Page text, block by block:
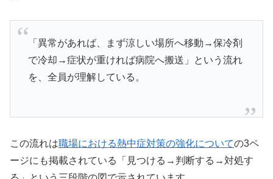
「異常があれば、まず涼しい場所へ移動→保冷剤
で冷却→症状が重ければ病院へ搬送」という流れ
を、全員が理解している。
この流れは職場における熱中症対策の強化についての3ペ
ージにも掲載されている「見つける→判断する→対処す